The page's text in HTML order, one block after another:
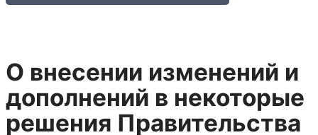
О внесении изменений и
дополнений в некоторые
решения Правительства